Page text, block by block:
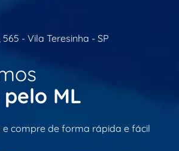
565 - Vila Teresinha - SP
ML
e compre de forma rápida e fácil